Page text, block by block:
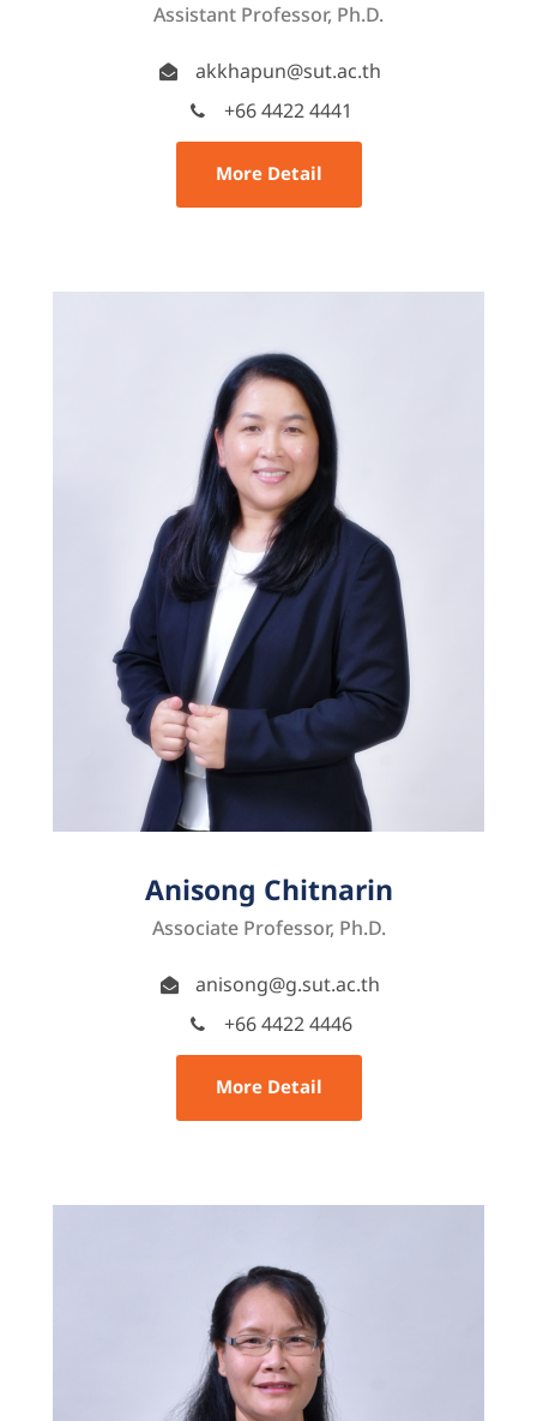
Assistant Professor, Ph.D.
akkhapun@sut.ac.th
+66 4422 4441
More Detail
Anisong Chitnarin
Associate Professor, Ph.D.
anisong@g.sut.ac.th
+66 4422 4446
More Detail